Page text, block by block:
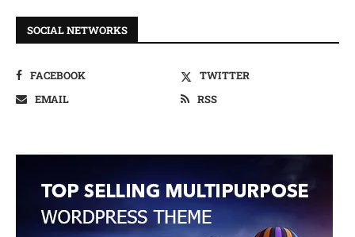
SOCIAL NETWORKS
FACEBOOK
TWITTER
EMAIL
RSS